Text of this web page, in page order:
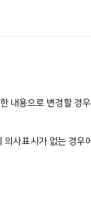
내용으로 변경할 경
사표시가 없는 경우